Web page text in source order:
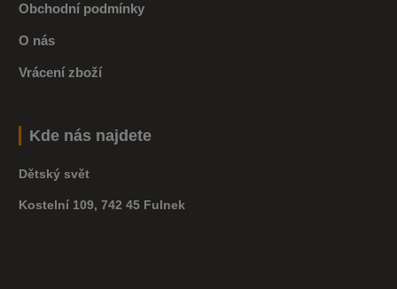
Obchodní podmínky
O nás
Vrácení zboží
Kde nás najdete
Dětský svět
Kostelní 109, 742 45 Fulnek